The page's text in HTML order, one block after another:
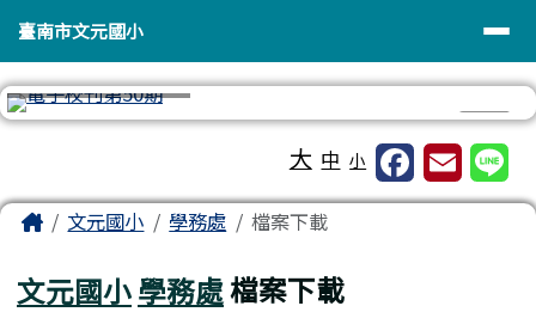
臺南市文元國小
導覽列
臺南市文元國小
大 中 小
主內容區域
Home文元國小 學務處 檔案下載
文元國小學務處檔案下載
頁尾區域